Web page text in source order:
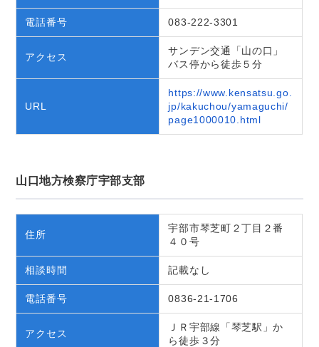
電話番号 083-222-3301
アクセス
サンデン交通「山の口」
バス停から徒歩５分
URL
https://www.kensatsu.go.
jp/kakuchou/yamaguchi/
page1000010.html
山口地方検察庁宇部支部
住所
宇部市琴芝町２丁目２番
４０号
相談時間 記載なし
電話番号 0836-21-1706
アクセス
ＪＲ宇部線「琴芝駅」か
ら徒歩３分